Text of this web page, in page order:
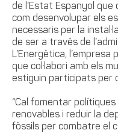
de l’Estat Espanyol que
com desenvolupar els
necessaris per la
de ser a través de
L’Energètica,
que col·labori amb els
estiguin participats per
“Cal fomentar polítiques
renovables i reduir la
fòssils per combatre el